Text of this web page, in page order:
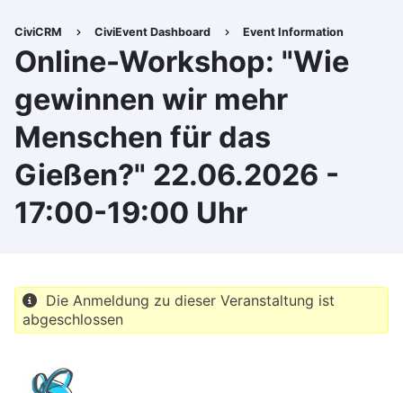
zum
Inhalt
Pfadnavigation
CiviCRM CiviEvent Dashboard Event Information
Online-Workshop: "Wie
gewinnen wir mehr
Menschen für das
Gießen?" 22.06.2026 -
17:00-19:00 Uhr
Die Anmeldung zu dieser Veranstaltung ist
abgeschlossen